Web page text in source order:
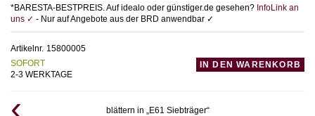
*BARESTA-BESTPREIS. Auf idealo oder günstiger.de gesehen? InfoLink an
uns ✓ - Nur auf Angebote aus der BRD anwendbar ✓
Artikelnr. 15800005
SOFORT
2-3 WERKTAGE
IN DEN WARENKORB
blättern in „E61 Siebträger“